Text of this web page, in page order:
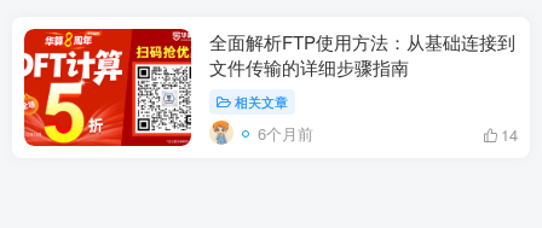
全面解析FTP使用方法：从基础连接到
文件传输的详细步骤指南
相关文章
6个月前 14